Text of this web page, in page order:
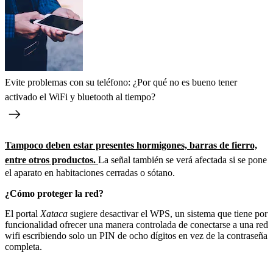
Evite problemas con su teléfono: ¿Por qué no es bueno tener
activado el WiFi y bluetooth al tiempo?
Tampoco deben estar presentes hormigones, barras de fierro,
entre otros productos. La señal también se verá afectada si se pone
el aparato en habitaciones cerradas o sótano.
¿Cómo proteger la red?
El portal Xataca sugiere desactivar el WPS, un sistema que tiene por
funcionalidad ofrecer una manera controlada de conectarse a una red
wifi escribiendo solo un PIN de ocho dígitos en vez de la contraseña
completa.